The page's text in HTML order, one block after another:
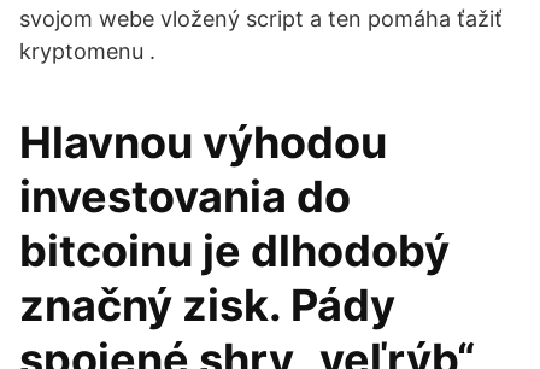
svojom webe vložený script a ten pomáha ťažiť
kryptomenu .
Hlavnou výhodou
investovania do
bitcoinu je dlhodobý
značný zisk. Pády